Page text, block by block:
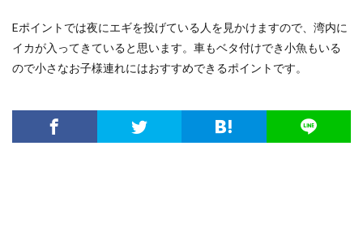
Eポイントでは夜にエギを投げている人を見かけますので、湾内に
イカが入ってきていると思います。車もベタ付けでき小魚もいる
ので小さなお子様連れにはおすすめできるポイントです。